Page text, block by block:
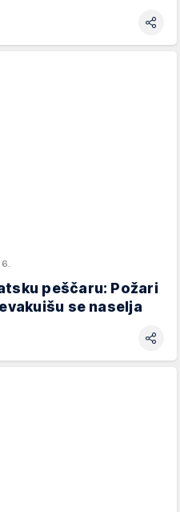
peščaru: Požari
se naselja